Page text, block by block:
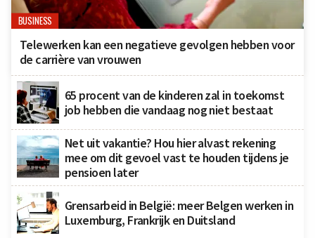
BUSINESS
Telewerken kan een negatieve gevolgen hebben voor
de carrière van vrouwen
65 procent van de kinderen zal in toekomst
job hebben die vandaag nog niet bestaat
Net uit vakantie? Hou hier alvast rekening
mee om dit gevoel vast te houden tijdens je
pensioen later
Grensarbeid in België: meer Belgen werken in
Luxemburg, Frankrijk en Duitsland